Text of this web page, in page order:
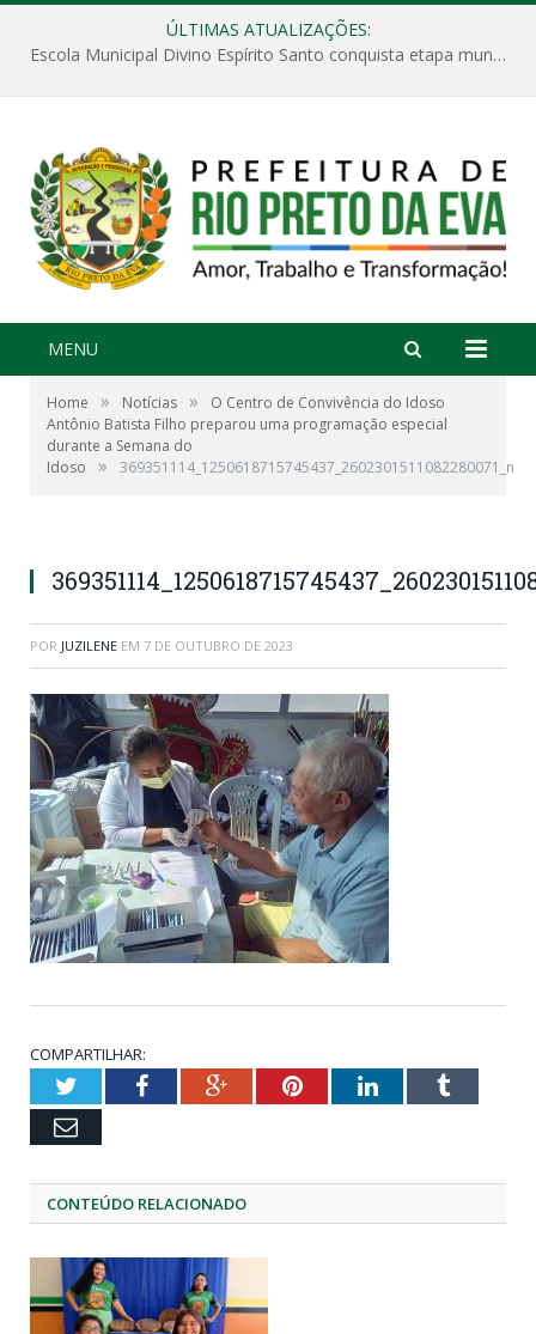
ÚLTIMAS ATUALIZAÇÕES:
Escola Municipal Divino Espírito Santo conquista etapa municipal da V Feira Amazonense de Matemática
MENU
Home » Notícias »
O Centro de Convivência do Idoso
Antônio Batista Filho preparou uma programação especial
durante a Semana do
Idoso
» 369351114_1250618715745437_2602301511082280071_n
POR JUZILENE EM 7 DE OUTUBRO DE 2023
COMPARTILHAR:
TwitterFacebookGoogle+PinterestLinkedInTumblr
Email
CONTEÚDO RELACIONADO